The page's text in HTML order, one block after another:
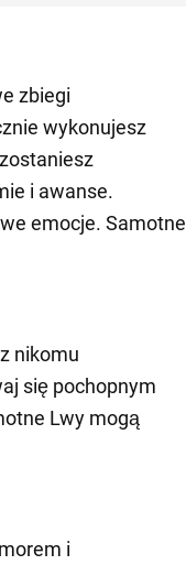
zbiegi
wykonujesz
i awanse.
emocje. Samotne
nikomu
się pochopnym
Lwy mogą
i